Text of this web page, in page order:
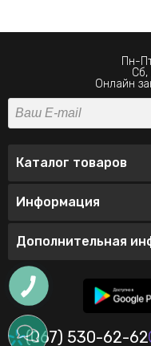
Пн-
Сб,
Онлайн
Каталог товаров
Информация
Дополнительная
(067) 530-62-62